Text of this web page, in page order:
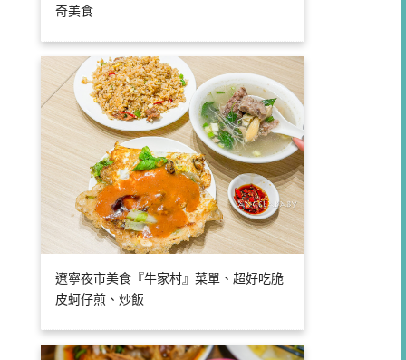
奇美食
遼寧夜市美食『牛家村』菜單、超好吃脆
皮蚵仔煎、炒飯